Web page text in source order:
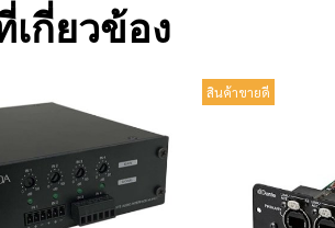
กี่ยวข้อง
สินค้าขายดี